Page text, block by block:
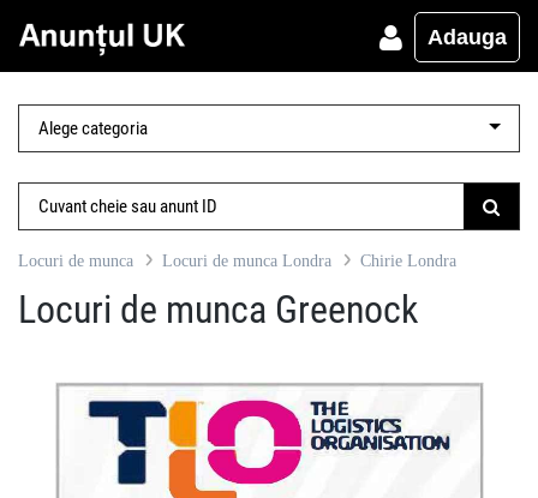
Adauga
Locuri de munca Locuri de munca Londra Chirie Londra
Locuri de munca Greenock